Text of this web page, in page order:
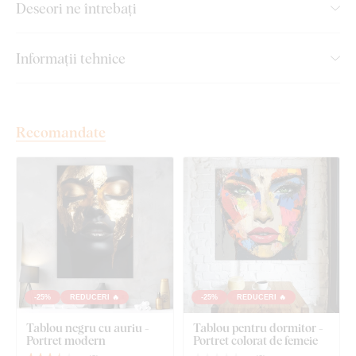
din lemn DUBLEZ cu imprimare
color:
Tabloul este 100% plat și nu se deformează
Marginea maro închis înlocuiește complet rama
clasică
Culori permanente rezistente la razele UV
nu se sparge
Tablou pentru toată viața
- Durabilitate extrem de
ridicată
Montare ușoară - Cârlig(e) montat(e) în prealabil
Deseori ne întrebați
Informații tehnice
Recomandate
-25% REDUCERI 🔥
Tablou negru cu auriu -
Portret modern
-25% REDUCERI 🔥
Tablou pentru dormitor -
Portret colorat de femeie